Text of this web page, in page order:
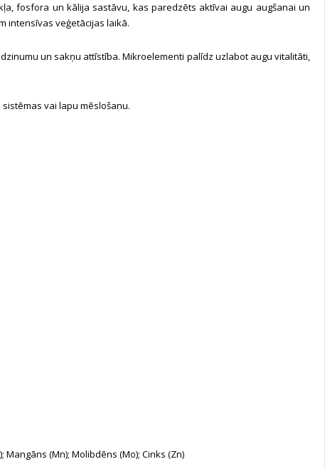
fosfora un kālija sastāvu, kas paredzēts aktīvai augu augšanai un
intensīvas veģetācijas laikā.
un sakņu attīstība. Mikroelementi palīdz uzlabot augu vitalitāti,
vai lapu mēslošanu.
Mangāns (Mn); Molibdēns (Mo); Cinks (Zn)